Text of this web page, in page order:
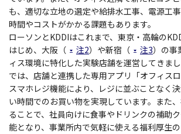
も、適切な立地の選定や給排水工事、電源工
時間やコストがかかる課題もあります。
ローソンとKDDIはこれまで、東京・高輪の
はじめ、大阪（
注2）や新宿（ 注3）の事
ィス環境に特化した実験店舗を運営してきま
では、店舗と連携した専用アプリ「オフィス
スマホレジ機能により、レジに並ぶことなく
い時間でのお買い物を実現しています。また
ることで、社員向けに食事やドリンクの補助
能となり、事業所内で気軽に使える福利厚生